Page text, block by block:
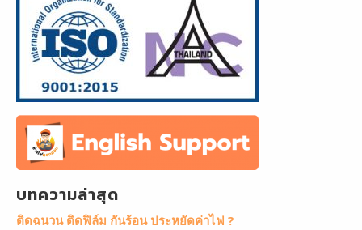
บทความล่าสุด
ติดฉนวน ติดฟิล์ม กันร้อน ประหยัดค่าไฟ ?